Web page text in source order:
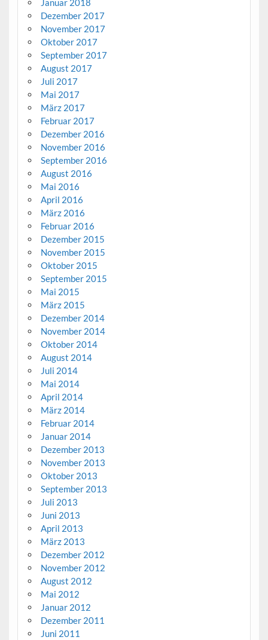
Januar 2018
Dezember 2017
November 2017
Oktober 2017
September 2017
August 2017
Juli 2017
Mai 2017
März 2017
Februar 2017
Dezember 2016
November 2016
September 2016
August 2016
Mai 2016
April 2016
März 2016
Februar 2016
Dezember 2015
November 2015
Oktober 2015
September 2015
Mai 2015
März 2015
Dezember 2014
November 2014
Oktober 2014
August 2014
Juli 2014
Mai 2014
April 2014
März 2014
Februar 2014
Januar 2014
Dezember 2013
November 2013
Oktober 2013
September 2013
Juli 2013
Juni 2013
April 2013
März 2013
Dezember 2012
November 2012
August 2012
Mai 2012
Januar 2012
Dezember 2011
Juni 2011